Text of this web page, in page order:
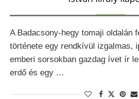
A Badacsony-hegy tomaji oldalán
története egy rendkívül izgalmas,
emberi sorsokban gazdag ívet ír
erdő és egy …